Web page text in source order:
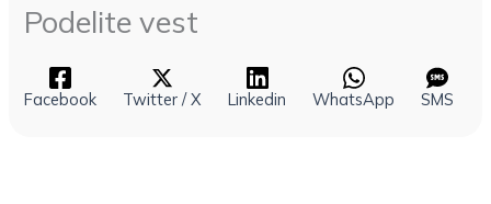
Podelite vest
Facebook Twitter / X Linkedin WhatsApp SMS